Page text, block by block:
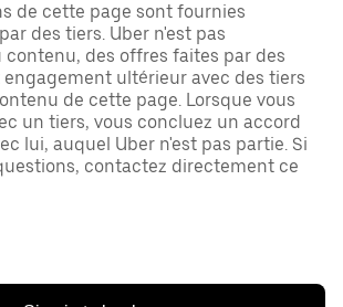
de cette page sont fournies
des tiers. Uber n'est pas
contenu, des offres faites par des
ultérieur avec des tiers
de cette page. Lorsque vous
un tiers, vous concluez un accord
lui, auquel Uber n'est pas partie. Si
contactez directement ce